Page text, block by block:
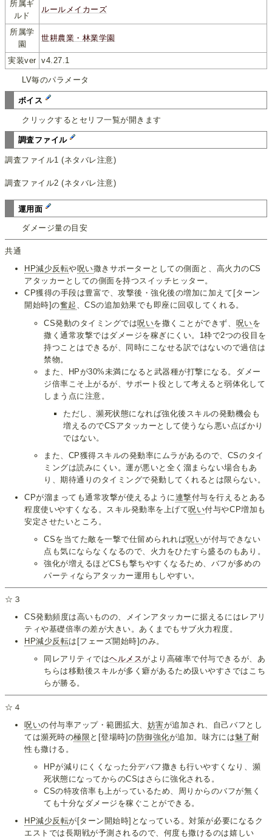
所属ギ
ルド
ルールメイカーズ
所属学
園
世耕農業・林業学園
実装ver v4.27.1
LV毎のパラメータ
ボイス
クリックするとセリフ一覧が開きます
調査ファイル
調査ファイル1 (ネタバレ注意)
調査ファイル2 (ネタバレ注意)
運用面
ダメージ量の目安
共通
HP減少反転や呪い撒きサポーターとしての側面と、高火力のCS
アタッカーとしての側面を持つスイッチヒッター。
CP獲得の手段は豊富で、攻撃後・強化後の増加に加えて[ターン
開始時]の奮起 、CSの追加効果でも即座に回収してくれる。
CS発動のタイミングでは呪いを撒くことができず、 呪いを
撒く通常攻撃ではダメージを稼ぎにくい。1枠で2つの役目を
持つことはできるが、同時にこなせる訳ではないので過信は
禁物。
また、HPが30%未満になると武器種が打撃になる。ダメー
ジ倍率こそ上がるが、サポート役として考えると弱体化して
しまう点に注意。
ただし、瀕死状態になれば強化後スキルの発動機会も
増えるのでCSアタッカーとして使うなら悪い点ばかり
ではない。
また、CP獲得スキルの発動率にムラがあるので、CSのタイ
ミングは読みにくい。運が悪いと全く溜まらない場合もあ
り、期待通りのタイミングで発動してくれるとは限らない。
CPが溜まっても通常攻撃が使えるように 連撃付与を行えるとある
程度使いやすくなる。スキル発動率を上げて呪い付与やCP増加も
安定させたいところ。
CSを当てた敵を一撃で仕留められれば呪いが付与できない
点も気にならなくなるので、火力をひたすら盛るのもあり。
強化が増えるほどCSも撃ちやすくなるため、バフが多めの
パーティならアタッカー運用もしやすい。
☆３
CS発動頻度は高いものの、メインアタッカーに据えるにはレアリ
ティや基礎倍率の差が大きい。あくまでもサブ火力程度。
HP減少反転は[フェーズ開始時]のみ。
同レアリティではヘルメスがより高確率で付与できるが、あ
ちらは移動後スキルが多く癖があるため扱いやすさではこち
らが勝る。
☆４
呪いの付与率アップ・範囲拡大、 妨害が追加され、自己バフとし
ては瀕死時の極限 と[登場時]の防御強化が追加。味方には魅了耐
性も撒ける。
HPが減りにくくなった分デバフ撒きも行いやすくなり、瀕
死状態になってからのCSはさらに強化される。
CSの特攻倍率も上がっているため、周りからのバフが無く
ても十分なダメージを稼ぐことができる。
HP減少反転が[ターン開始時]となっている。対策が必要になるク
エストでは長期戦が予測されるので、何度も撒けるのは嬉しい